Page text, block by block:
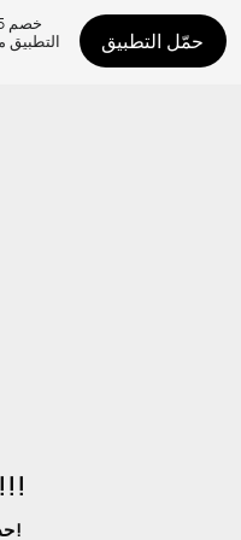
حمّل التطبيق
حدث خطأ ما!